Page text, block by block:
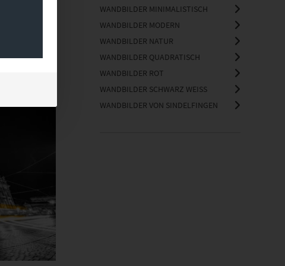
WANDBILDER MINIMALISTISCH
WANDBILDER MODERN
WANDBILDER NATUR
WANDBILDER QUADRATISCH
WANDBILDER ROT
WANDBILDER SCHWARZ WEISS
WANDBILDER VON SINDELFINGEN